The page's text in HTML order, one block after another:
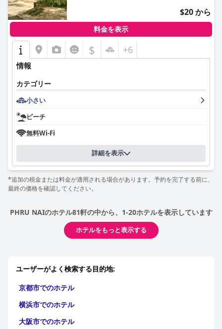
$20 から
料金を表示
$ +6
情報
カテゴリー
小さい
ビーチ
無料Wi-Fi
詳細を表示
*追加の税金または料金が適用される場合があります。予約を完了する前に、
最終の価格を確認してください。
PHRU NAIのホテル81軒の中から、1-20ホテルを表示しています
ホテルをもっと表示する
ユーザーがよく検索する目的地:
京都市でのホテル
横浜市でのホテル
大阪市でのホテル